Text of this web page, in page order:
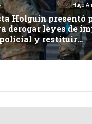
Hugo
Holguín presentó
derogar leyes de
y restituir
de justicia